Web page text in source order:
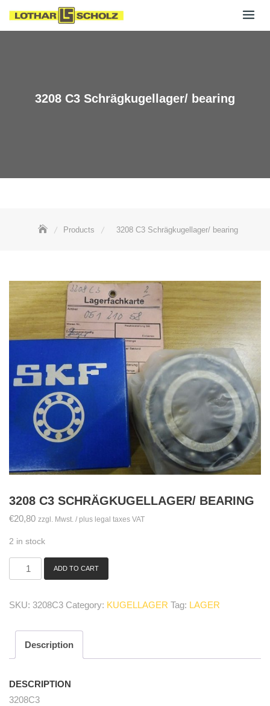
3208 C3 Schrägkugellager/ bearing
Products 3208 C3 Schrägkugellager/ bearing
3208 C3 SCHRÄGKUGELLAGER/ BEARING
€20,80 zzgl. Mwst. / plus legal taxes VAT
2 in stock
bearing
ADD TO CART
SKU: 3208C3 Category: KUGELLAGER Tag: LAGER
Description
DESCRIPTION
3208C3